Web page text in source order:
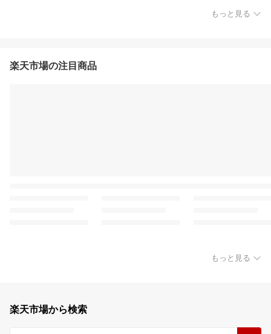
もっと見る
楽天市場の注目商品
もっと見る
楽天市場から検索